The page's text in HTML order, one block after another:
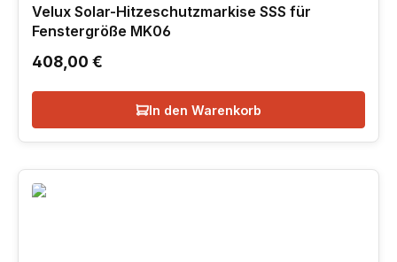
Velux Solar-Hitzeschutzmarkise SSS für
Fenstergröße MK06
Regulärer Preis:
408,00 €
In den Warenkorb